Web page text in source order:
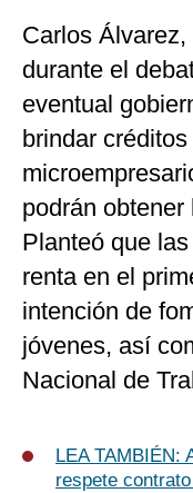
Carlos
durante el
eventual
brindar
podrán
Planteó que
renta en el
intención de
jóvenes, así
Nacional de
LEA TAMBIÉN:
respete